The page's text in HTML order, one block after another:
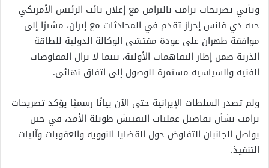
وتأتي تصريحات ترامب بالتزامن مع إعلان نائب الرئيس الأمريكي
جيه دي فانس إحراز تقدم في المحادثات مع إيران، مشيرًا إلى
موافقة طهران على عودة مفتشي الوكالة الدولية للطاقة
الذرية ضمن إطار التفاهمات الأولية، بينما لا تزال المفاوضات
الفنية والسياسية مستمرة للوصول إلى اتفاق نهائي.
ولم تصدر السلطات الإيرانية حتى الآن بيانًا رسميًا يؤكد تصريحات
ترامب بشأن تفاصيل عمليات التفتيش طويلة الأمد، في حين
يواصل الجانبان التفاوض حول القضايا النووية والعقوبات وآليات
التنفيذ.